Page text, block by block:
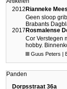
2012 Rianneke Mees
Geen sloop
Brabants
2017 Rosmalense
Cor Verstegen
hobby.
Guus Peters |
Panden
Dorpsstraat 36a